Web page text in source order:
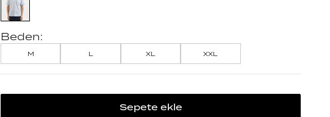
Beden:
M L XL XXL
Sepete ekle